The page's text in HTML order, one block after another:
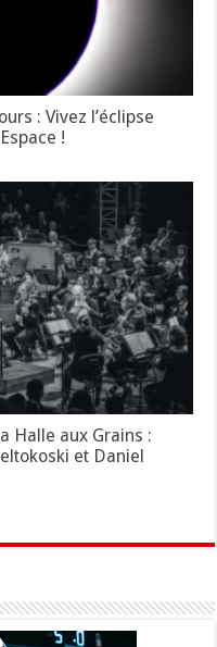
: Vivez l’éclipse
!
Halle aux Grains :
et Daniel